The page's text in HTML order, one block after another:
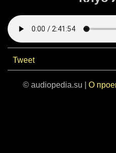
Tweet
© audiopedia.su | О